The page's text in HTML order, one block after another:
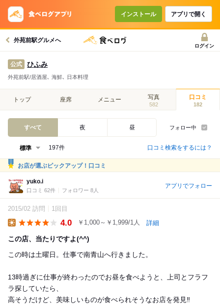
インストール アプリで開く
外苑前駅グルメへ
ログイン
公式 ひふみ
外苑前駅/居酒屋､ 海鮮､ 日本料理
トップ 座席 メニュー 写真
582
口コミ
182
すべて 夜 昼 フォロー中
197件 口コミ検索をするには？
お店が選ぶピックアップ！口コミ
yuko.i
口コミ 62件 フォロワー 8人
アプリでフォロー
2015/02 訪問 1回目
4.0 ￥1,000～￥1,999/1人 詳細
この店、当たりですよ(^^)
この時は土曜日。仕事で南青山へ行きました。
13時過ぎに仕事が終わったのでお昼を食べようと、上司とフラフ
ラ探していたら、
高そうだけど、美味しいものが食べられそうなお店を発見‼︎